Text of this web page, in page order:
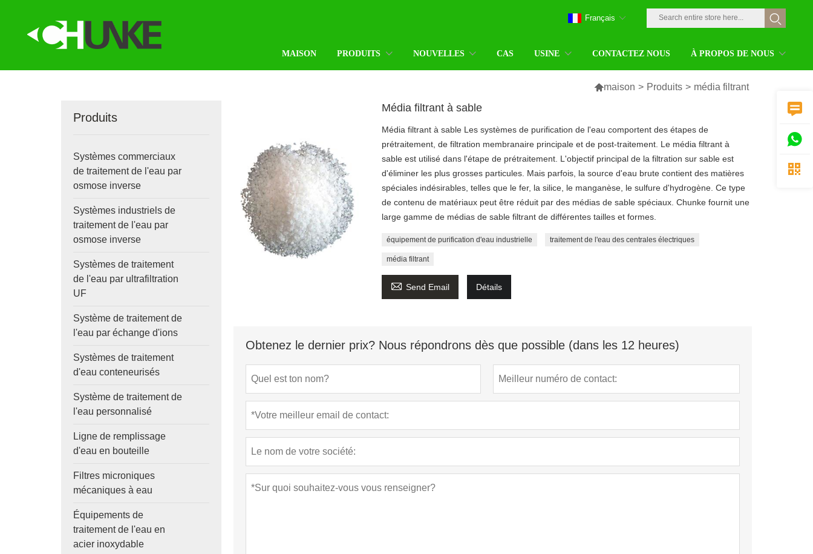
MAISON PRODUITS NOUVELLES CAS USINE CONTACTEZ NOUS À PROPOS DE NOUS
Français
maison > Produits > média filtrant
Produits
Systèmes commerciaux
de traitement de l'eau par
osmose inverse
Systèmes industriels de
traitement de l'eau par
osmose inverse
Systèmes de traitement
de l'eau par ultrafiltration
UF
Système de traitement de
l'eau par échange d'ions
Systèmes de traitement
d'eau conteneurisés
Système de traitement de
l'eau personnalisé
Ligne de remplissage
d'eau en bouteille
Filtres microniques
mécaniques à eau
Équipements de
traitement de l'eau en
acier inoxydable
Média filtrant à sable
Média filtrant à sable Les systèmes de purification de l'eau comportent des étapes de
prétraitement, de filtration membranaire principale et de post-traitement. Le média filtrant à
sable est utilisé dans l'étape de prétraitement. L'objectif principal de la filtration sur sable est
d'éliminer les plus grosses particules. Mais parfois, la source d'eau brute contient des matières
spéciales indésirables, telles que le fer, la silice, le manganèse, le sulfure d'hydrogène. Ce type
de contenu de matériaux peut être réduit par des médias de sable spéciaux. Chunke fournit une
large gamme de médias de sable filtrant de différentes tailles et formes.
équipement de purification d'eau industrielle traitement de l'eau des centrales électriques
média filtrant
 Send Email Détails
Obtenez le dernier prix? Nous répondrons dès que possible (dans les 12 heures)


